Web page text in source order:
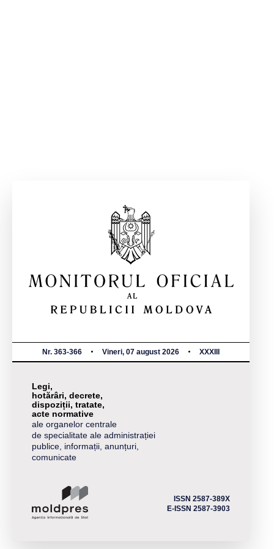
Nr. 363-366 Vineri, 07 august 2026 XXXIII
Legi,
hotărâri, decrete,
dispoziții, tratate,
acte normative
ale organelor centrale
de specialitate ale administrației
publice, informații, anunțuri,
comunicate
ISSN 2587-389X
E-ISSN 2587-3903